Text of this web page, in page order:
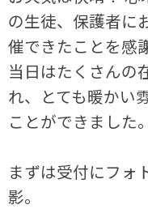
の生徒、保護者に
催できたことを感
当日はたくさんの
れ、とても暖かい
ことができました。
まずは受付にフォ
影。